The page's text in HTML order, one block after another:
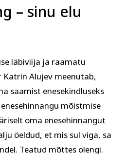
Psühholoogia ja
Meist
Blogi
– sinu elu
läbiviija ja raamatu
Katrin Alujev meenutab,
saamist enesekindluseks
mõistmise
oma enesehinnangut
öeldud, et mis sul viga, sa
Teatud mõttes olengi.